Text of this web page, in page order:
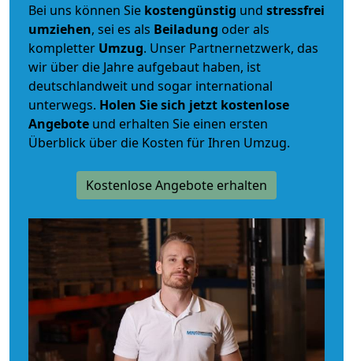
Bei uns können Sie kostengünstig und stressfrei
umziehen, sei es als Beiladung oder als
kompletter Umzug. Unser Partnernetzwerk, das
wir über die Jahre aufgebaut haben, ist
deutschlandweit und sogar international
unterwegs. Holen Sie sich jetzt kostenlose
Angebote und erhalten Sie einen ersten
Überblick über die Kosten für Ihren Umzug.
Kostenlose Angebote erhalten